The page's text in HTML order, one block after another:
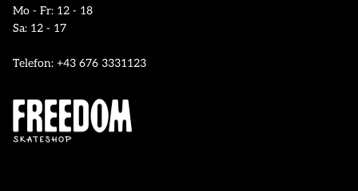
Mo - Fr: 12 - 18
Sa: 12 - 17
Telefon: +43 676 3331123